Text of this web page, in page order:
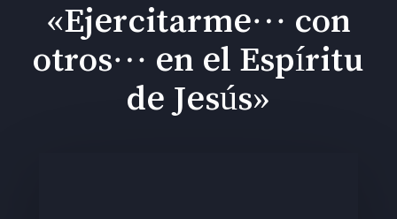
«Ejercitarme… con
otros… en el Espíritu
de Jesús»